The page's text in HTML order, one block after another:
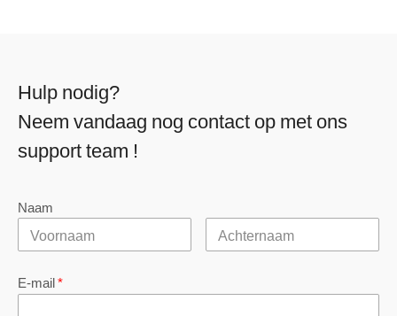
Hulp nodig?
Neem vandaag nog contact op met ons
support team !
Naam
E-mail*